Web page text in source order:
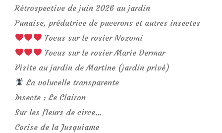
Rétrospective de juin 2026 au jardin
Punaise, prédatrice de pucerons et autres insectes
Focus sur le rosier Nozomi
Focus sur le rosier Marie Dermar
Visite au jardin de Martine (jardin privé)
La volucelle transparente
Insecte : Le Clairon
Sur les fleurs de circe…
Corise de la Jusquiame